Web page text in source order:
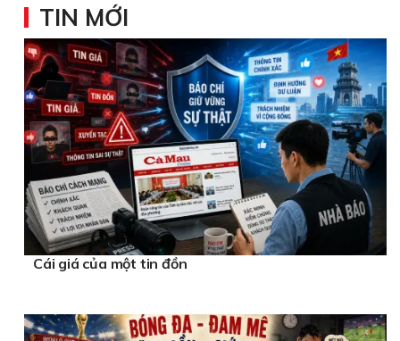
TIN MỚI
Cái giá của một tin đồn